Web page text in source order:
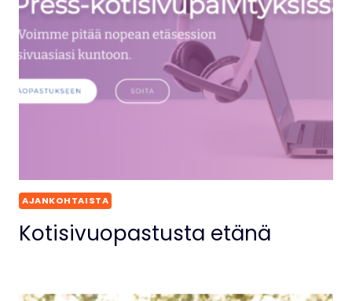
AJANKOHTAISTA
Kotisivuopastusta etänä